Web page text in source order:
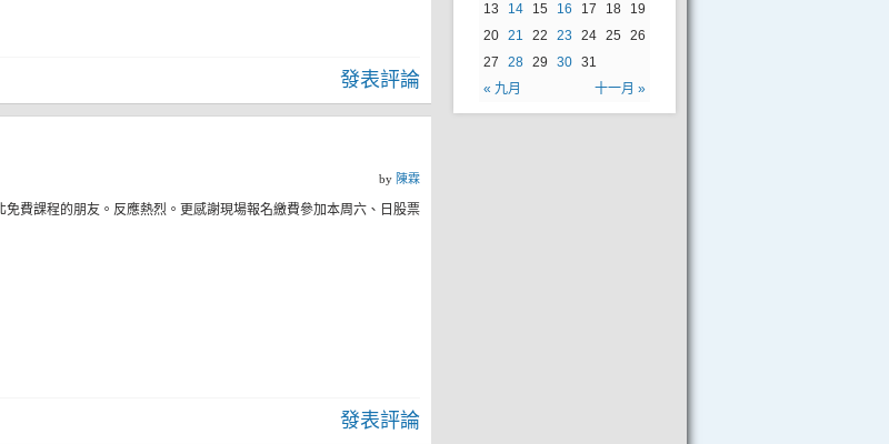
發表評論
by 陳霖
免費課程的朋友。反應熱烈。更感謝現場報名繳費參加本周六、日股票
發表評論
« 九月 十一月 »
13
14 15 16 17 18
19
20 21 22 23 24 25
26
27
28 29 30 31